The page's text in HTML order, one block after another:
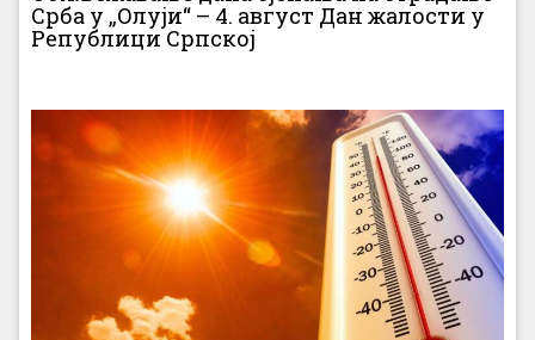
Срба у „Олуји“ – 4. август Дан жалости у
Републици Српској